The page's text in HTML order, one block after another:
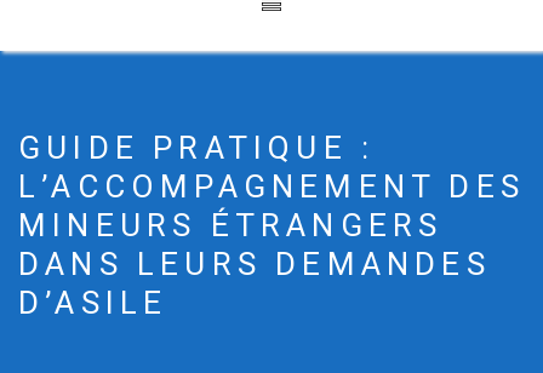
GUIDE PRATIQUE :
L’ACCOMPAGNEMENT DES
MINEURS ÉTRANGERS
DANS LEURS DEMANDES
D’ASILE